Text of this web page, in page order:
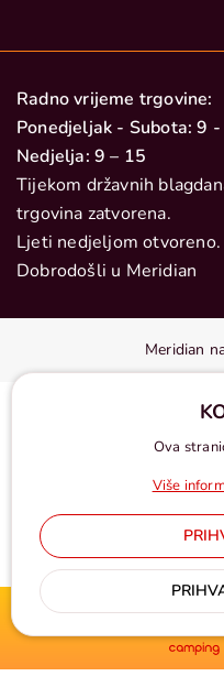
Radno vrijeme trgovine:
Ponedjeljak - Subota: 9
Nedjelja: 9 – 15
Tijekom državnih
trgovina zatvorena.
Ljeti nedjeljom otvoreno.
Dobrodošli u Meridian
Meridian
Cijene u
Ova
Više